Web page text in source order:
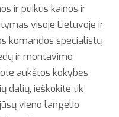
ir puikus kainos ir
visoje Lietuvoje ir
komandos specialistų
ir montavimo
aukštos kokybės
dalių, ieškokite tik
vieno langelio